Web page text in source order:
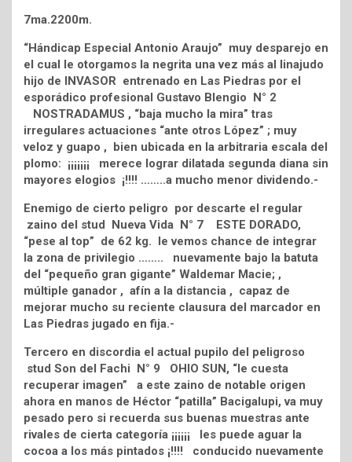
7ma.2200m.
“Hándicap Especial Antonio Araujo” muy desparejo en
el cual le otorgamos la negrita una vez más al linajudo
hijo de INVASOR entrenado en Las Piedras por el
esporádico profesional Gustavo Blengio N° 2
NOSTRADAMUS , “baja mucho la mira” tras
irregulares actuaciones “ante otros López” ; muy
veloz y guapo , bien ubicada en la arbitraria escala del
plomo: ¡¡¡¡¡¡¡ merece lograr dilatada segunda diana sin
mayores elogios ¡!!!! ……..a mucho menor dividendo.-
Enemigo de cierto peligro por descarte el regular
zaino del stud Nueva Vida N° 7 ESTE DORADO,
“pese al top” de 62 kg. le vemos chance de integrar
la zona de privilegio …….. nuevamente bajo la batuta
del “pequeño gran gigante” Waldemar Macie; ,
múltiple ganador , afín a la distancia , capaz de
mejorar mucho su reciente clausura del marcador en
Las Piedras jugado en fija.-
Tercero en discordia el actual pupilo del peligroso
stud Son del Fachi N° 9 OHIO SUN, “le cuesta
recuperar imagen” a este zaino de notable origen
ahora en manos de Héctor “patilla” Bacigalupi, va muy
pesado pero si recuerda sus buenas muestras ante
rivales de cierta categoría ¡¡¡¡¡¡ les puede aguar la
cocoa a los más pintados ¡!!!! conducido nuevamente